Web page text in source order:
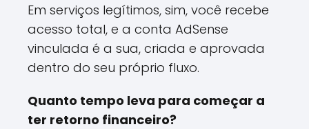
Em serviços legítimos, sim, você recebe
acesso total, e a conta AdSense
vinculada é a sua, criada e aprovada
dentro do seu próprio fluxo.
Quanto tempo leva para começar a
ter retorno financeiro?